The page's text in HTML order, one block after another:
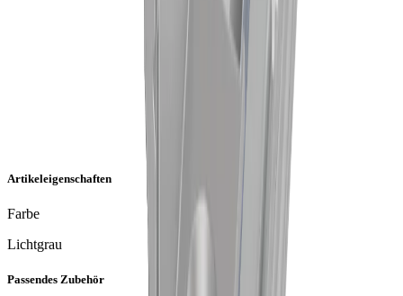
Artikeleigenschaften
Farbe
Lichtgrau
Passendes Zubehör